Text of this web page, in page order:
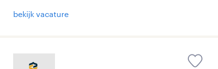
bekijk vacature